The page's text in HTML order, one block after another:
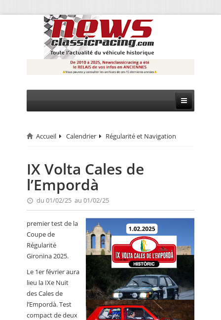
CIRCUIT
RALLYE
MONTAGNE
EVÈNEMENTS
CALENDRIER
FOCUS
ANNUAIRES
PETITES ANNONCES
Accueil Calendrier Régularité et Navigation
IX Volta Cales de
l’Empordà
du 01/02/25 au 01/02/25
premier test de la
Coupe de
Régularité
Gironina 2025.
Le 1er février aura
lieu la IXe Nuit
des Cales de
l’Empordà. Test
compact de deux